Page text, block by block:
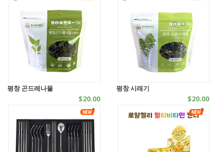
평창 곤드레나물
$20.00
평창 시래기
$20.00